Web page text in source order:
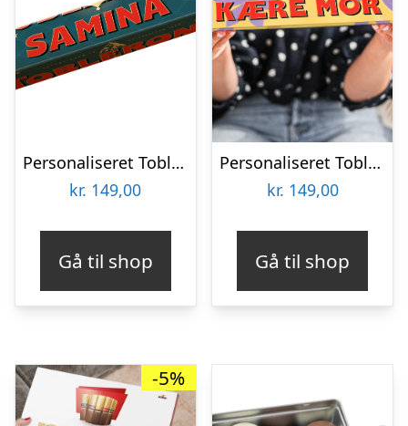
Personaliseret Toblerone chokoladebar – Eid
kr. 149,00
Gå til shop
Personaliseret Toblerone – Mors Dag – Stor
kr. 149,00
Gå til shop
-5%